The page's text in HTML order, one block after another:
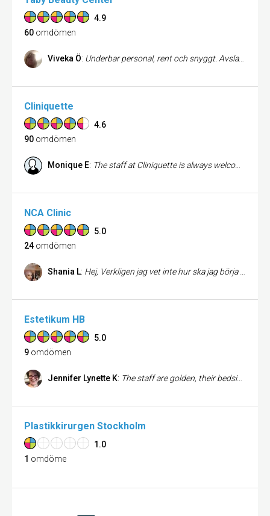
4.9
60 omdömen
Viveka Ö: Underbar personal, rent och snyggt. Avslappnad miljö. Soft music , tända ljus och kunnig oersonal
Cliniquette
4.6
90 omdömen
Monique E: The staff at Cliniquette is always welcoming and professional, plus highly skilled at their work. Cliniquette is a first class beauty clinic, with the latest state of the art treatments and equipment, but at the same time they keep it personal and comforting for the client. The intimate but clean and beautiful interior decoration makes it a pleasure to spend time there for treatments. I am very happy with all the treatments I have had there and am so glad that I have finally found a beauty clinic which cater for all my needs and which exceeds my expectations every time. I can highly recommend Cliniquette not only for their high level of professionalism but also for making me feel so relaxed, welcome and special every time I visit them.
NCA Clinic
5.0
24 omdömen
Shania L: Hej, Verkligen jag vet inte hur ska jag börja för att dem hade finaste bemötande till alla. Dem förklarade tydligt om sakerna som vi var oroliga på ... dem lyssnar på oss var vill sen bestämmer dem är bra eller inte. Varm hälsningar Shania
Estetikum HB
5.0
9 omdömen
Jennifer Lynette K: The staff are golden, their bedside manner the best. The waiting room as well the rest of the clinic was very clean and neat. I can not say enough praise 5⭐️ 💜 Jennifer
Plastikkirurgen Stockholm
1.0
1 omdöme